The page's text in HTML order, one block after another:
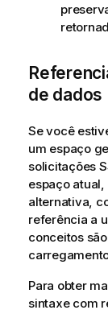
de dados
Se você
um espaço
solicitações
espaço
alternativa,
referência a
conceitos
Para obter
sintaxe com